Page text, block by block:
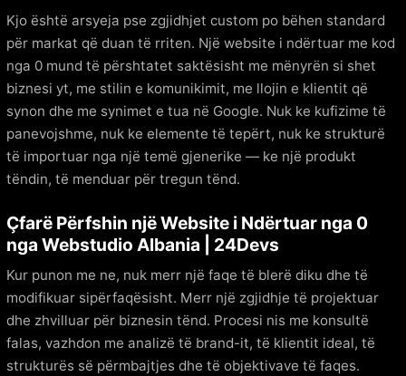
Kjo është arsyeja pse zgjidhjet custom po bëhen standard
për markat që duan të rriten. Një website i ndërtuar me kod
nga 0 mund të përshtatet saktësisht me mënyrën si shet
biznesi yt, me stilin e komunikimit, me llojin e klientit që
synon dhe me synimet e tua në Google. Nuk ke kufizime të
panevojshme, nuk ke elemente të tepërt, nuk ke strukturë
të importuar nga një temë gjenerike — ke një produkt
tëndin, të menduar për tregun tënd.
Çfarë Përfshin një Website i Ndërtuar nga 0
nga Webstudio Albania | 24Devs
Kur punon me ne, nuk merr një faqe të blerë diku dhe të
modifikuar sipërfaqësisht. Merr një zgjidhje të projektuar
dhe zhvilluar për biznesin tënd. Procesi nis me konsultë
falas, vazhdon me analizë të brand-it, të klientit ideal, të
strukturës së përmbajtjes dhe të objektivave të faqes.